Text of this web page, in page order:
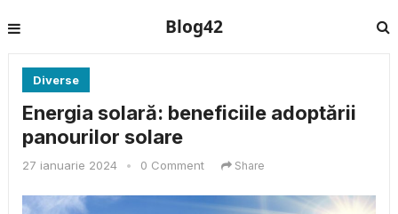
Blog42
Diverse
Energia solară: beneficiile adoptării
panourilor solare
27 ianuarie 2024 • 0 Comment Share